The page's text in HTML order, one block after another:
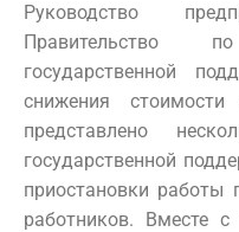
Руководство
Правительство
государственной
снижения
представлено
государственной
приостановки работы
работников. Вместе